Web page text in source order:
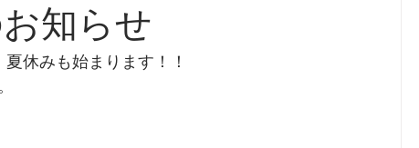
夫 こばこば離婚したってよ
知らせ
休みも始まります！！